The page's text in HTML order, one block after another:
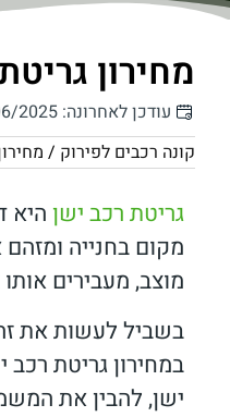
מחירון
עודכן לאחרונה: 09/06/2025, 10:17
קונה רכבים לפירוק /
גריטת רכב ישןהיא
מקום בחנייה
מוצב, מעבירים
במחירון גריטת
ישן, להבין את